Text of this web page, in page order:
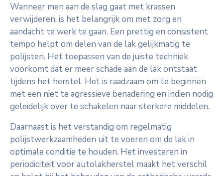
Wanneer men aan de slag gaat met krassen
verwijderen, is het belangrijk om met zorg en
aandacht te werk te gaan. Een prettig en consistent
tempo helpt om delen van de lak gelijkmatig te
polijsten. Het toepassen van de juiste techniek
voorkomt dat er meer schade aan de lak ontstaat
tijdens het herstel. Het is raadzaam om te beginnen
met een niet te agressieve benadering en indien nodig
geleidelijk over te schakelen naar sterkere middelen.
Daarnaast is het verstandig om regelmatig
polijstwerkzaamheden uit te voeren om de lak in
optimale conditie te houden. Het investeren in
periodiciteit voor autolakherstel maakt het verschil